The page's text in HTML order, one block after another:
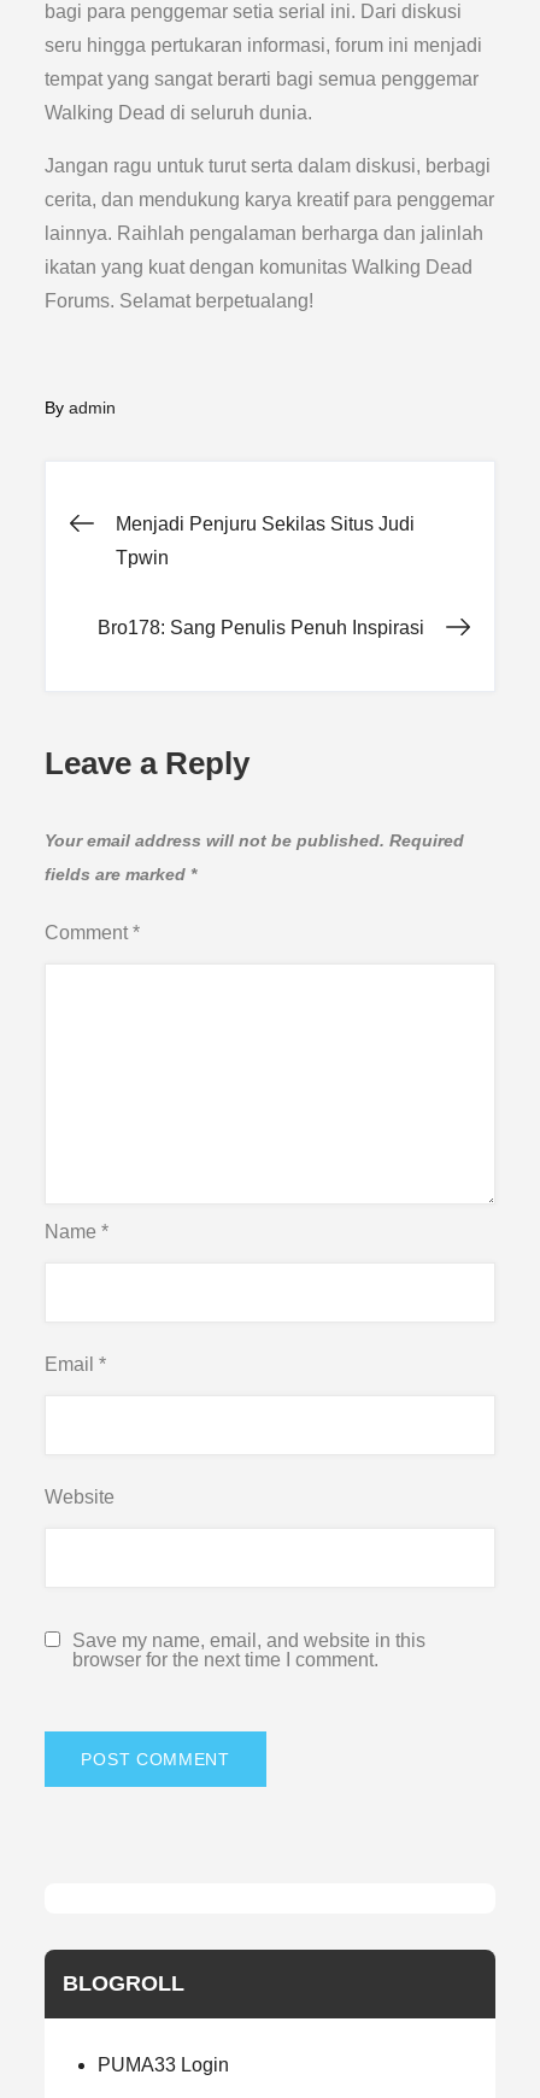
bagi para penggemar setia serial ini. Dari diskusi
seru hingga pertukaran informasi, forum ini menjadi
tempat yang sangat berarti bagi semua penggemar
Walking Dead di seluruh dunia.
Jangan ragu untuk turut serta dalam diskusi, berbagi
cerita, dan mendukung karya kreatif para penggemar
lainnya. Raihlah pengalaman berharga dan jalinlah
ikatan yang kuat dengan komunitas Walking Dead
Forums. Selamat berpetualang!
Byadmin
Post
Menjadi Penjuru Sekilas Situs Judi
Tpwin
Bro178: Sang Penulis Penuh Inspirasi
Leave a Reply
Your email address will not be published. Required
fields are marked *
Comment*
Name*
Email*
Website
Save my name, email, and website in this
browser for the next time I comment.
BLOGROLL
PUMA33 Login